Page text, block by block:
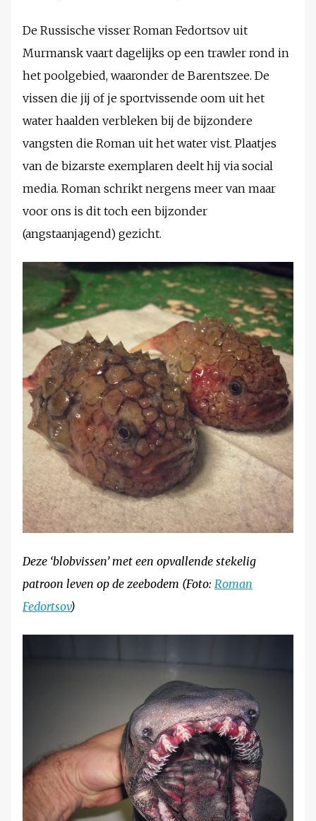
De Russische visser Roman Fedortsov uit
Murmansk vaart dagelijks op een trawler rond in
het poolgebied, waaronder de Barentszee. De
vissen die jij of je sportvissende oom uit het
water haalden verbleken bij de bijzondere
vangsten die Roman uit het water vist. Plaatjes
van de bizarste exemplaren deelt hij via social
media. Roman schrikt nergens meer van maar
voor ons is dit toch een bijzonder
(angstaanjagend) gezicht.
Deze ‘blobvissen’ met een opvallende stekelig
patroon leven op de zeebodem (Foto: Roman
Fedortsov)